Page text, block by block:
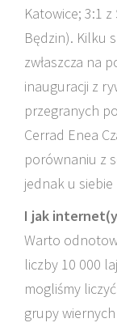
Katowice; 3:1 z
Będzin). Kilku
zwłaszcza na
inauguracji z
przegranych
Cerrad Enea
porównaniu z
jednak u
I jak
Warto
liczby 10 000
mogliśmy
grupy